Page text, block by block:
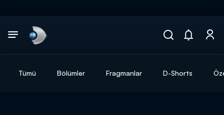
Tümü Bölümler Fragmanlar D-Shorts